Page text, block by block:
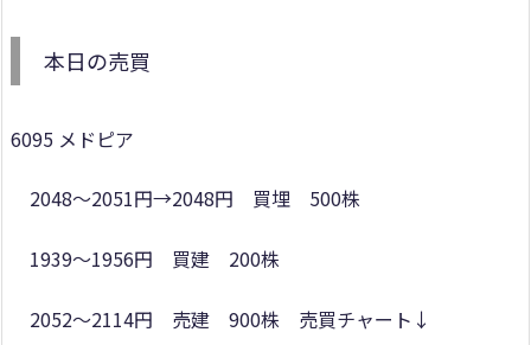
本日の売買
6095 メドピア
2048～2051円→2048円 買埋 500株
1939～1956円 買建 200株
2052～2114円 売建 900株 売買チャート↓